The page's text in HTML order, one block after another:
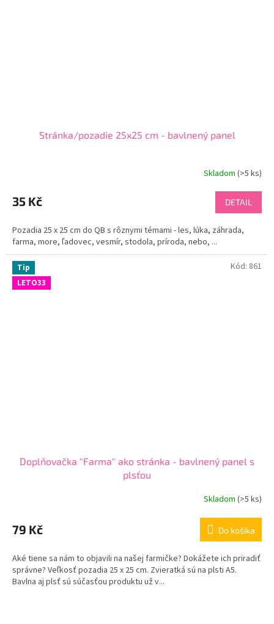
Stránka/pozadie 25x25 cm - bavlnený panel
Skladom (>5 ks)
35 Kč DETAIL
Pozadia 25 x 25 cm do QB s rôznymi témami - les, lúka, záhrada,
farma, more, ľadovec, vesmír, stodola, príroda, nebo, ...
Tip
LETO33
Doplňovačka "Farma" ako stránka - bavlnený panel s
plsťou
Skladom (>5 ks)
79 Kč Do košíka
Aké tiene sa nám to objavili na našej farmičke? Dokážete ich priradiť
správne? Veľkosť pozadia 25 x 25 cm. Zvieratká sú na plsti A5.
Bavlna aj plsť sú súčasťou produktu už v...
Kód: 861